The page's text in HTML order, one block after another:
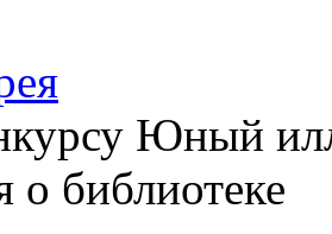
Юный
о библиотеке